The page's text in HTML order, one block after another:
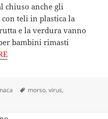
chiuso anche gli
teli in plastica la
e la verdura vanno
bambini rimasti
Tag
morso,virus,
è arrivato anche in Italia: attenzione